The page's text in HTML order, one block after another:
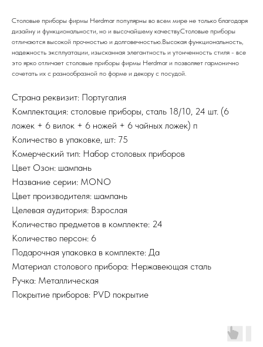
Столовые приборы фирмы Herdmar популярны во всем мире не только благодаря
дизайну и функциональности, но и высочайшему качеству.Столовые приборы
отличаются высокой прочностью и долговечностью.Высокая функциональность,
надежность эксплуатации, изысканная элегантность и утонченность стиля - все
это ярко отличает столовые приборы фирмы Herdmar и позволяет гармонично
сочетать их с разнообразной по форме и декору с посудой.
Страна реквизит: Португалия
Комплектация: столовые приборы, сталь 18/10, 24 шт. (6
ложек + 6 вилок + 6 ножей + 6 чайных ложек) п
Количество в упаковке, шт: 75
Комерческий тип: Набор столовых приборов
Цвет Озон: шампань
Название серии: MONO
Цвет производителя: шампань
Целевая аудитория: Взрослая
Количество предметов в комплекте: 24
Количество персон: 6
Подарочная упаковка в комплекте: Да
Материал столового прибора: Нержавеющая сталь
Ручка: Металлическая
Покрытие приборов: PVD покрытие